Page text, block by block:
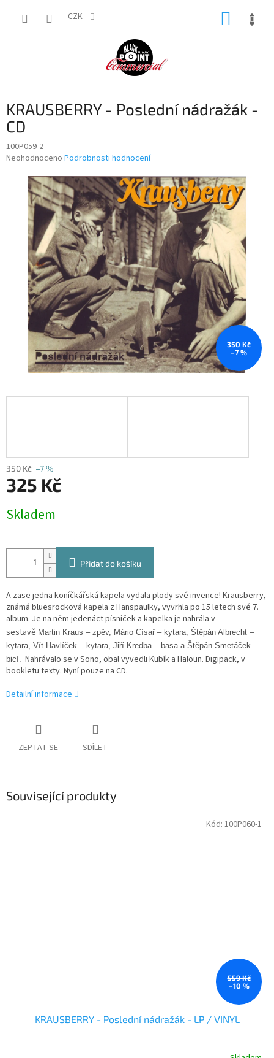
CZK
KRAUSBERRY - Poslední nádražák -
CD
100P059-2
Průměrné
produktu
hvězdiček.
Neohodnoceno Podrobnosti hodnocení
350 Kč
–7 %
350 Kč –7 %
325 Kč
cena:
Skladem
Přidat do košíku
A zase jedna koníčkářská kapela vydala plody své invence! Krausberry,
známá bluesrocková kapela z Hanspaulky, vyvrhla po 15 letech své 7.
album. Je na něm jedenáct písniček a kapelka je nahrála v
sestavě Martin Kraus – zpěv, Mário Císař – kytara, Štěpán Albrecht –
kytara, Vít Havlíček – kytara, Jiří Kredba – basa a Štěpán Smetáček –
bicí. Nahrávalo se v Sono, obal vyvedli Kubík a Haloun. Digipack, v
bookletu texty. Nyní pouze na CD.
Detailní informace
ZEPTAT SE SDÍLET
Související produkty
559 Kč
–10 %
KRAUSBERRY - Poslední nádražák - LP / VINYL
Kód: 100P060-1